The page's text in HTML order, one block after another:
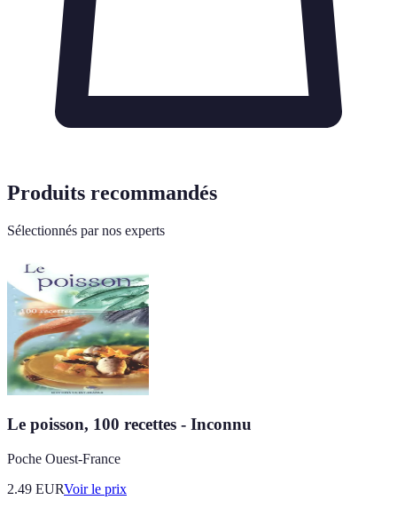
Produits recommandés
Sélectionnés par nos experts
Le poisson, 100 recettes - Inconnu
Poche Ouest-France
2.49 EURVoir le prix